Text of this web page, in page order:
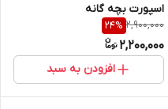
اسپورت بچه گانه
2,900,000
24%
2,200,000
افزودن به سبد